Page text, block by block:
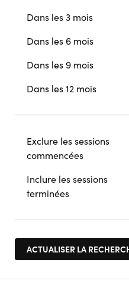
Dans les 3 mois
Dans les 6 mois
Dans les 9 mois
Dans les 12 mois
Exclure les sessions
commencées
Inclure les sessions
terminées